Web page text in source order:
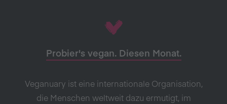
Probier's vegan. Diesen Monat.
Veganuary ist eine internationale Organisation,
die Menschen weltweit dazu ermutigt, im